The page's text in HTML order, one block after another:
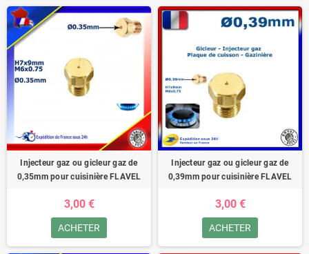
Injecteur gaz ou gicleur gaz de
0,35mm pour cuisinière FLAVEL
3,00 €
ACHETER
Injecteur gaz ou gicleur gaz de
0,39mm pour cuisinière FLAVEL
3,00 €
ACHETER